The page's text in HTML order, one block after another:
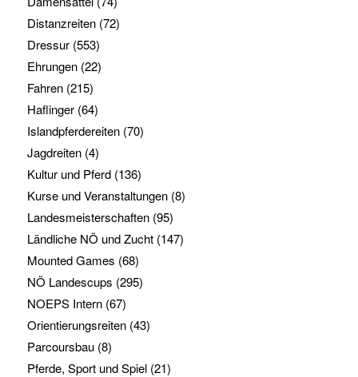
Distanzreiten(72)
Dressur(553)
Ehrungen(22)
Fahren(215)
Haflinger(64)
Islandpferdereiten(70)
Jagdreiten(4)
Kultur und Pferd(136)
Kurse und Veranstaltungen(8)
Landesmeisterschaften(95)
Ländliche NÖ und Zucht(147)
Mounted Games (68)
NÖ Landescups (295)
NOEPS Intern(67)
Orientierungsreiten(43)
Parcoursbau(8)
Pferde, Sport und Spiel(21)